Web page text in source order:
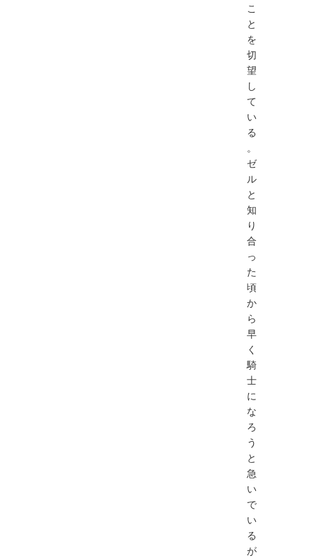
こ
と
を
切
望
し
て
い
る
。
ゼ
ル
と
知
り
合
っ
た
頃
か
ら
早
く
騎
士
に
な
ろ
う
と
急
い
で
い
る
が